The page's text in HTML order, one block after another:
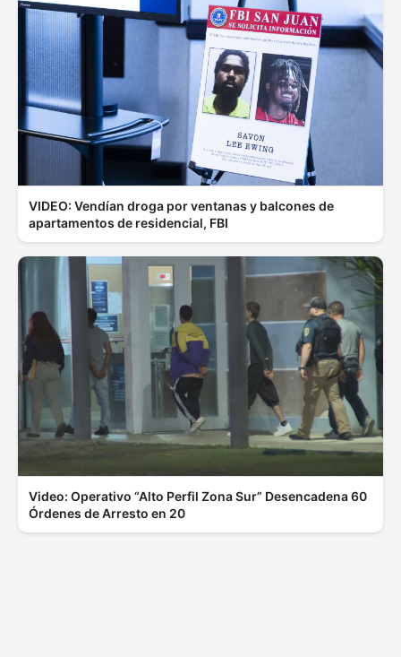
VIDEO: Vendían droga por ventanas y balcones de
apartamentos de residencial, FBI
Video: Operativo “Alto Perfil Zona Sur” Desencadena 60
Órdenes de Arresto en 20